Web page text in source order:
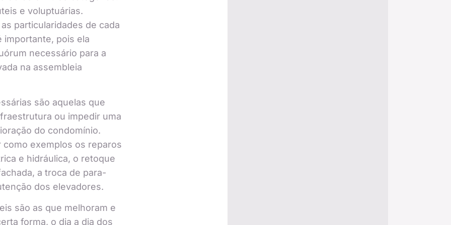
e voluptuárias.
particularidades de cada
importante, pois ela
necessário para a
na assembleia
são aquelas que
ou impedir uma
do condomínio.
como exemplos os reparos
e hidráulica, o retoque
a troca de para-
dos elevadores.
são as que melhoram e
forma, o dia a dia dos